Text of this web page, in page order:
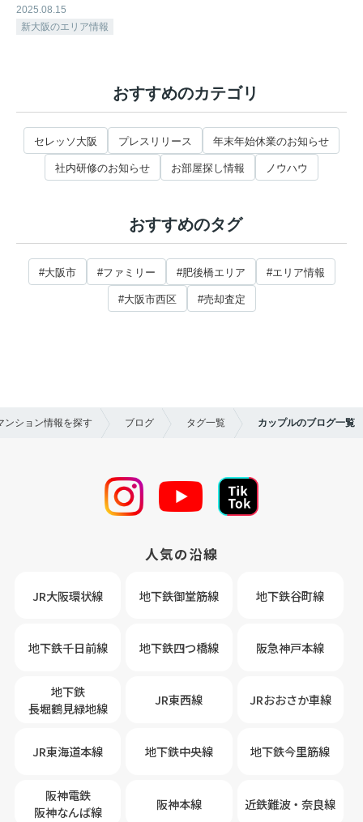
2025.08.15
新大阪のエリア情報
おすすめのカテゴリ
セレッソ大阪 プレスリリース 年末年始休業のお知らせ
社内研修のお知らせ お部屋探し情報 ノウハウ
おすすめのタグ
#大阪市 #ファミリー #肥後橋エリア #エリア情報
#大阪市西区 #売却査定
ンション情報を探す ブログ タグ一覧 カップルのブログ一覧
人気の沿線
JR大阪環状線 地下鉄御堂筋線 地下鉄谷町線
地下鉄千日前線 地下鉄四つ橋線 阪急神戸本線
地下鉄
長堀鶴見緑地線
JR東西線 JRおおさか車線
JR東海道本線 地下鉄中央線 地下鉄今里筋線
阪神電鉄
阪神なんば線
阪神本線 近鉄難波・奈良線